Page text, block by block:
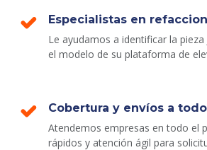
Especialistas en
Le ayudamos a identificar la pieza
el modelo de su plataforma de
Cobertura y envíos a
Atendemos empresas en todo el
rápidos y atención ágil para